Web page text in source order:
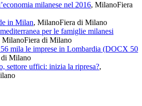
milanese nel 2016, MilanoFiera
in Milan, MilanoFiera di Milano
per le famiglie milanesi
MilanoFiera di Milano
mila le imprese in Lombardia (DOCX 50
di Milano
settore uffici: inizia la ripresa?,